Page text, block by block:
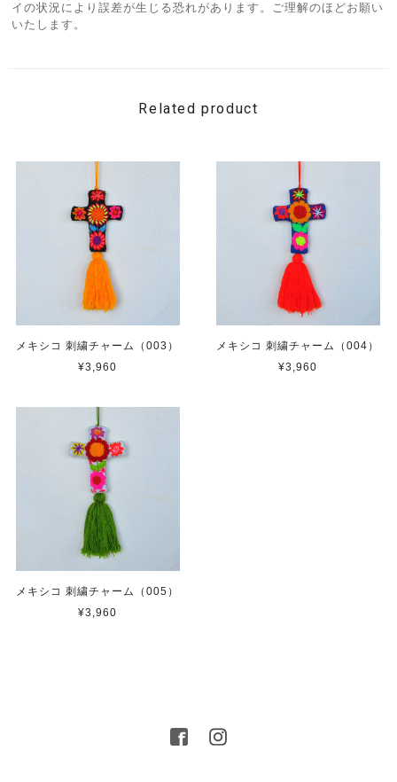
イの状況により誤差が生じる恐れがあります。ご理解のほどお願い
いたします。
Related product
メキシコ 刺繍チャーム（003）
¥3,960
メキシコ 刺繍チャーム（004）
¥3,960
メキシコ 刺繍チャーム（005）
¥3,960